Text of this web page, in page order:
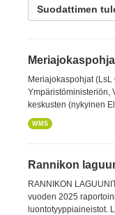
Suodattimen
Meriajokaspohjat
Ympäristöministeriön,
keskusten (nykyinen
WMS
Rannikon
RANNIKON
vuoden 2025
luontotyyppiaineistot.